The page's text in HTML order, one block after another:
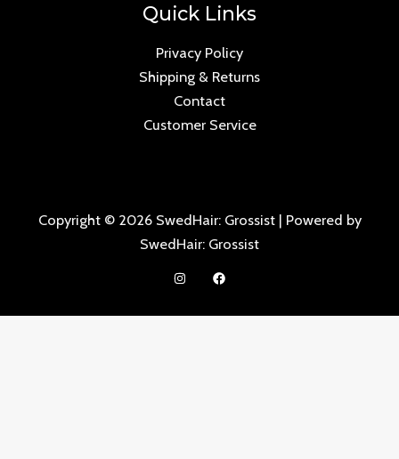
Quick Links
Privacy Policy
Shipping & Returns
Contact
Customer Service
Copyright © 2026 SwedHair: Grossist | Powered by
SwedHair: Grossist